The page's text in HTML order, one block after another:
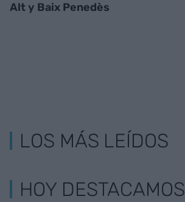
Alt y Baix Penedès
LOS MÁS LEÍDOS
HOY DESTACAMOS